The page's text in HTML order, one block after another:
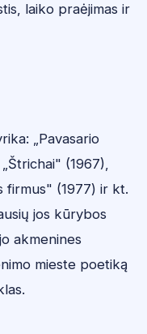
laiko praėjimas ir
„Pavasario
(1967),
firmus" (1977) ir kt.
jos kūrybos
akmenines
mieste poetiką